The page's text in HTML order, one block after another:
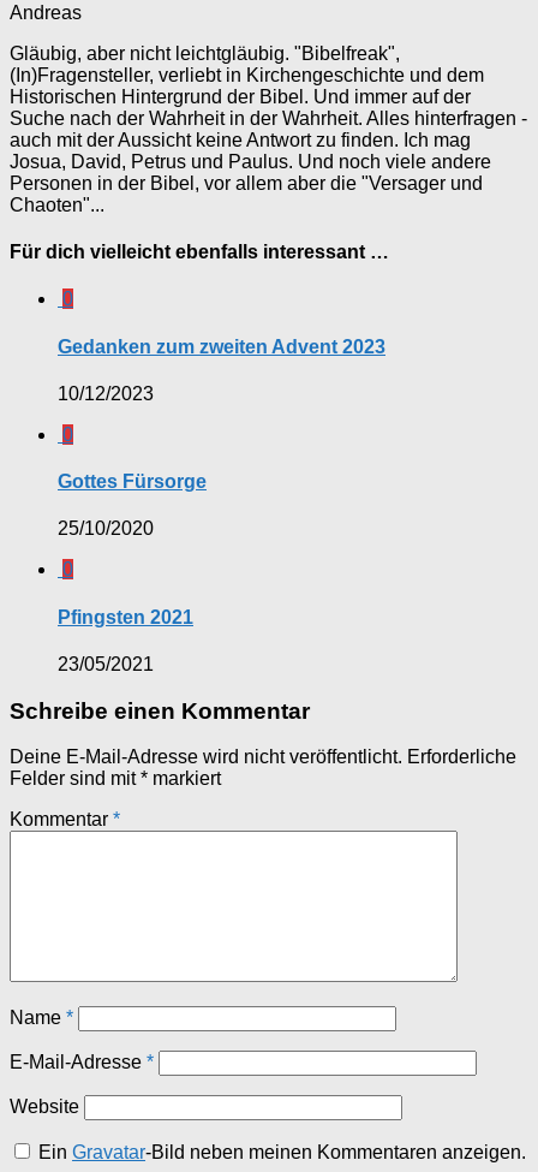
Andreas
Gläubig, aber nicht leichtgläubig. "Bibelfreak",
(In)Fragensteller, verliebt in Kirchengeschichte und dem
Historischen Hintergrund der Bibel. Und immer auf der
Suche nach der Wahrheit in der Wahrheit. Alles hinterfragen -
auch mit der Aussicht keine Antwort zu finden. Ich mag
Josua, David, Petrus und Paulus. Und noch viele andere
Personen in der Bibel, vor allem aber die "Versager und
Chaoten"...
Für dich vielleicht ebenfalls interessant …
0
Gedanken zum zweiten Advent 2023
10/12/2023
0
Gottes Fürsorge
25/10/2020
0
Pfingsten 2021
23/05/2021
Schreibe einen Kommentar
Deine E-Mail-Adresse wird nicht veröffentlicht. Erforderliche
Felder sind mit* markiert
Kommentar *
Name *
E-Mail-Adresse *
Website
EinGravatar-Bild neben meinen Kommentaren anzeigen.